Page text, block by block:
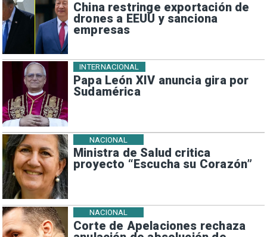
China restringe exportación de
drones a EEUU y sanciona
empresas
Papa León XIV anuncia gira por
Sudamérica
INTERNACIONAL
Ministra de Salud critica
proyecto “Escucha su Corazón”
NACIONAL
Corte de Apelaciones rechaza
NACIONAL